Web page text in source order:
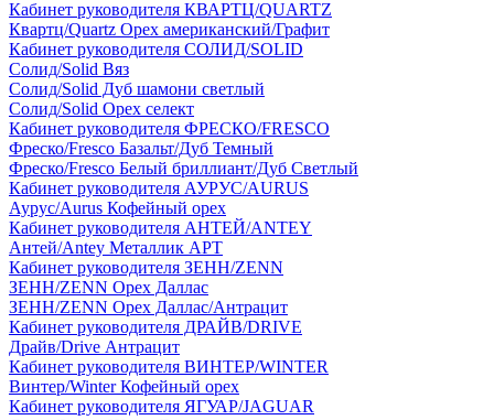
Кабинет руководителя КВАРТЦ/QUARTZ
Квартц/Quartz Орех американский/Графит
Кабинет руководителя СОЛИД/SOLID
Солид/Solid Вяз
Солид/Solid Дуб шамони светлый
Солид/Solid Орех селект
Кабинет руководителя ФРЕСКО/FRESCO
Фреско/Fresco Базальт/Дуб Темный
Фреско/Fresco Белый бриллиант/Дуб Светлый
Кабинет руководителя АУРУС/AURUS
Аурус/Aurus Кофейный орех
Кабинет руководителя АНТЕЙ/ANTEY
Антей/Antey Металлик АРТ
Кабинет руководителя ЗЕНН/ZENN
ЗЕНН/ZENN Орех Даллас
ЗЕНН/ZENN Орех Даллас/Антрацит
Кабинет руководителя ДРАЙВ/DRIVE
Драйв/Drive Антрацит
Кабинет руководителя ВИНТЕР/WINTER
Винтер/Winter Кофейный орех
Кабинет руководителя ЯГУАР/JAGUAR